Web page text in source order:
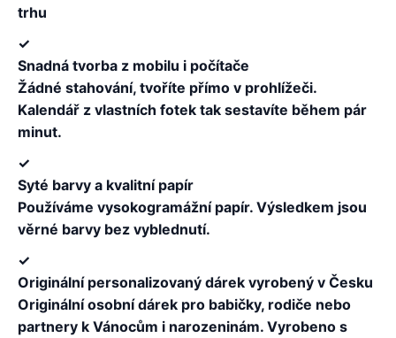
trhu
✓
Snadná tvorba z mobilu i počítače
Žádné stahování, tvoříte přímo v prohlížeči.
Kalendář z vlastních fotek tak sestavíte během pár
minut.
✓
Syté barvy a kvalitní papír
Používáme vysokogramážní papír. Výsledkem jsou
věrné barvy bez vyblednutí.
✓
Originální personalizovaný dárek vyrobený v Česku
Originální osobní dárek pro babičky, rodiče nebo
partnery k Vánocům i narozeninám. Vyrobeno s